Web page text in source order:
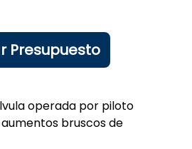
Presupuesto
operada por piloto
bruscos de